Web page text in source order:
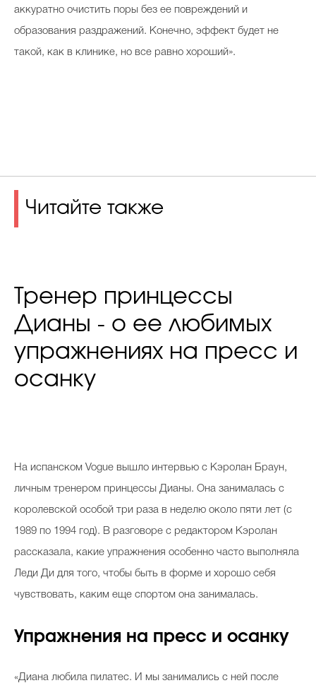
аккуратно очистить поры без ее повреждений и
образования раздражений. Конечно, эффект будет не
такой, как в клинике, но все равно хороший».
Читайте также
Тренер принцессы
Дианы - о ее любимых
упражнениях на пресс и
осанку
На испанском Vogue вышло интервью с Кэролан Браун,
личным тренером принцессы Дианы. Она занималась с
королевской особой три раза в неделю около пяти лет (с
1989 по 1994 год). В разговоре с редактором Кэролан
рассказала, какие упражнения особенно часто выполняла
Леди Ди для того, чтобы быть в форме и хорошо себя
чувствовать, каким еще спортом она занималась.
Упражнения на пресс и осанку
«Диана любила пилатес. И мы занимались с ней после